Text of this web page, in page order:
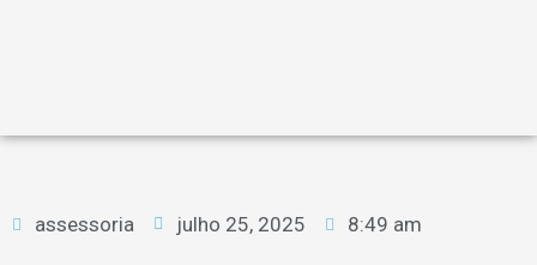
assessoria julho 25, 2025 8:49 am